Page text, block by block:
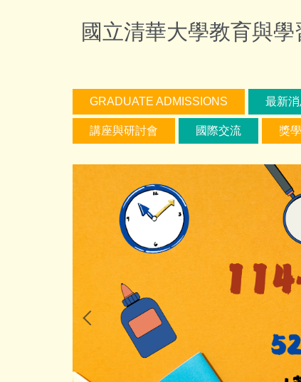
國立清華大學教育與
GRADUATE ADMISSIONS 最新消
講座與研討會 國際交流 獎